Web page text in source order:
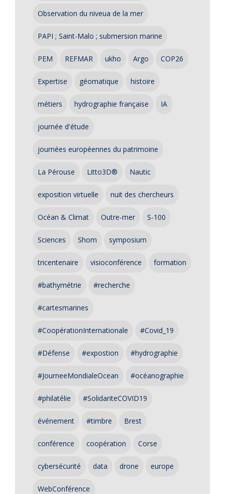
Observation du niveua de la mer
PAPI ; Saint-Malo ; submersion marine
PEM REFMAR ukho Argo COP26
Expertise géomatique histoire
métiers hydrographie française IA
journée d'étude
journées européennes du patrimoine
La Pérouse Litto3D® Nautic
exposition virtuelle nuit des chercheurs
Océan & Climat Outre-mer S-100
Sciences Shom symposium
tricentenaire visioconférence formation
#bathymétrie #recherche
#cartesmarines
#CoopérationInternationale #Covid_19
#Défense #expostion #hydrographie
#JourneeMondialeOcean #océanographie
#philatélie #SolidariteCOVID19
événement #timbre Brest
conférence coopération Corse
cybersécurité data drone europe
WebConférence